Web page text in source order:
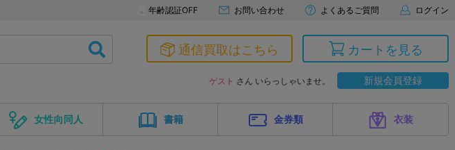
年齢認証OFF お問い合わせ よくあるご質問 ログイン
通信買取はこちら カートを見る
ゲスト さん いらっしゃいませ。 新規会員登録
女性向同人 書籍 金券類 衣装